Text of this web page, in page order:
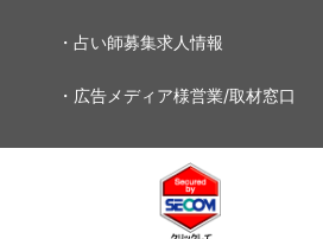
・占い師募集求人情報
・広告メディア様営業/取材窓口